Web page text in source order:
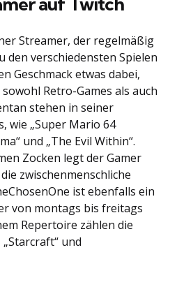
Streamer, der regelmäßig
den verschiedensten Spielen
Geschmack etwas dabei,
Retro-Games als auch
stehen in seiner
wie „Super Mario 64
und „The Evil Within“.
Zocken legt der Gamer
zwischenmenschliche
ist ebenfalls ein
von montags bis freitags
Repertoire zählen die
und